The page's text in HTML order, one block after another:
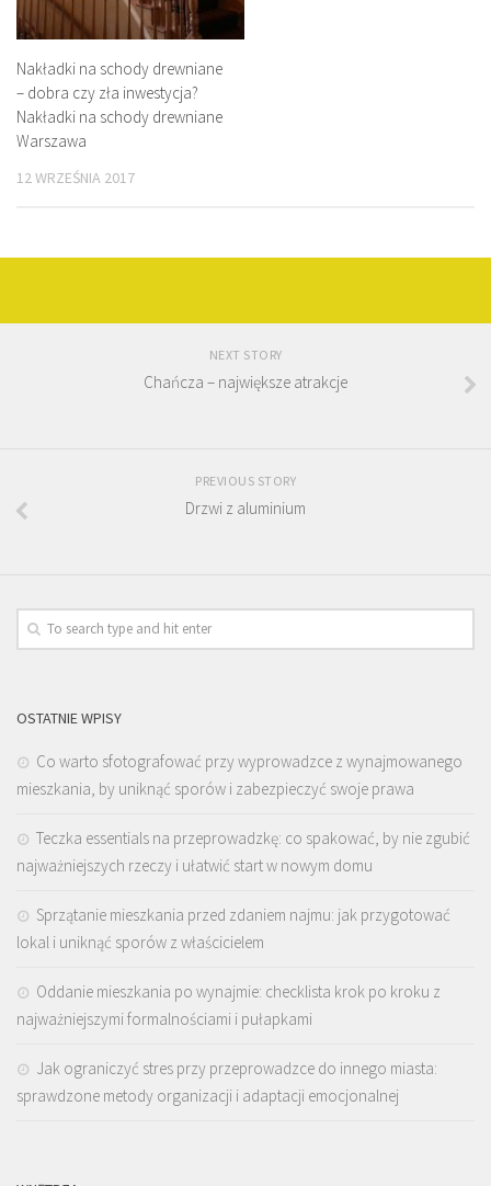
Nakładki na schody drewniane
– dobra czy zła inwestycja?
Nakładki na schody drewniane
Warszawa
12 WRZEŚNIA 2017
NEXT STORY
Chańcza – największe atrakcje
PREVIOUS STORY
Drzwi z aluminium
OSTATNIE WPISY
Co warto sfotografować przy wyprowadzce z wynajmowanego
mieszkania, by uniknąć sporów i zabezpieczyć swoje prawa
Teczka essentials na przeprowadzkę: co spakować, by nie zgubić
najważniejszych rzeczy i ułatwić start w nowym domu
Sprzątanie mieszkania przed zdaniem najmu: jak przygotować
lokal i uniknąć sporów z właścicielem
Oddanie mieszkania po wynajmie: checklista krok po kroku z
najważniejszymi formalnościami i pułapkami
Jak ograniczyć stres przy przeprowadzce do innego miasta:
sprawdzone metody organizacji i adaptacji emocjonalnej